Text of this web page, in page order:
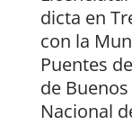
dicta en
con la
Puentes
de
Nacional